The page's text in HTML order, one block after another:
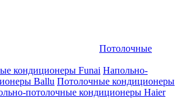
Потолочные
кондиционеры Funai Напольно-
Ballu Потолочные кондиционеры
потолочные кондиционеры Haier